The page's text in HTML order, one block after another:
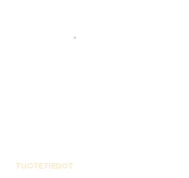
TUOTETIEDOT